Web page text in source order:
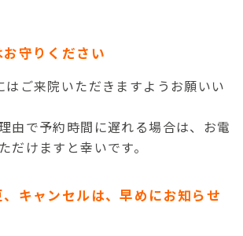
守りください
ご来院いただきますようお願いい
由で予約時間に遅れる場合は、お電
だけますと幸いです。
キャンセルは、早めにお知らせ